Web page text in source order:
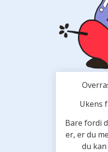
Ukens
Bare fordi
er, er du
du